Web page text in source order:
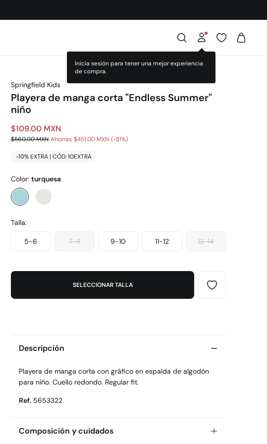
Springfield Kids
Playera de manga corta "Endless Summer"
niño
$109.00 MXN
$560.00 MXN Ahorras $451.00 MXN 81
-10% EXTRA | CÓD: 10EXTRA
Color: turquesa
Talla:
5-6 7-8 9-10 11-12 13-14
SELECCIONAR TALLA
Descripción
Playera de manga corta con gráfico en espalda de algodón
para niño. Cuello redondo. Regular fit.
Ref. 5653322
Composición y cuidados